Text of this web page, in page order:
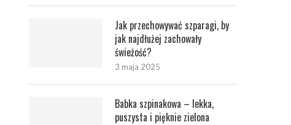
Jak przechowywać szparagi, by
jak najdłużej zachowały
świeżość?
3 maja 2025
Babka szpinakowa – lekka,
puszysta i pięknie zielona